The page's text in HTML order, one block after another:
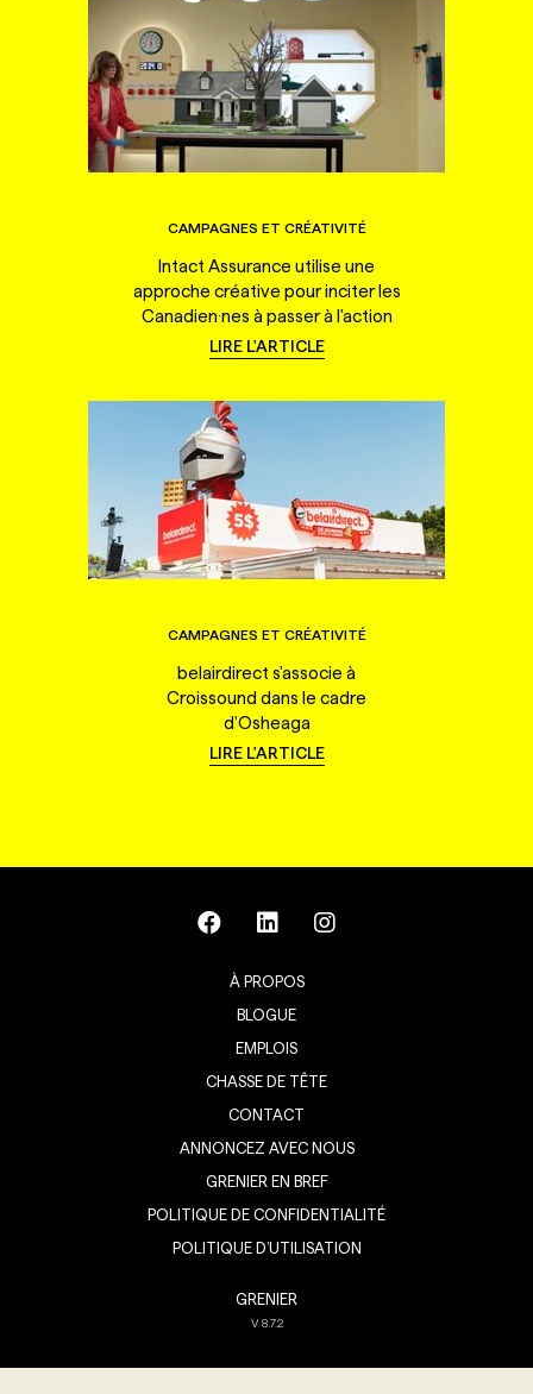
CAMPAGNES ET CRÉATIVITÉ
Intact Assurance utilise une
approche créative pour inciter les
Canadien·nes à passer à l'action
LIRE L'ARTICLE
CAMPAGNES ET CRÉATIVITÉ
belairdirect s'associe à
Croissound dans le cadre
d'Osheaga
LIRE L'ARTICLE
À PROPOS
BLOGUE
EMPLOIS
CHASSE DE TÊTE
CONTACT
ANNONCEZ AVEC NOUS
GRENIER EN BREF
POLITIQUE DE CONFIDENTIALITÉ
POLITIQUE D’UTILISATION
GRENIER
V8.7.2